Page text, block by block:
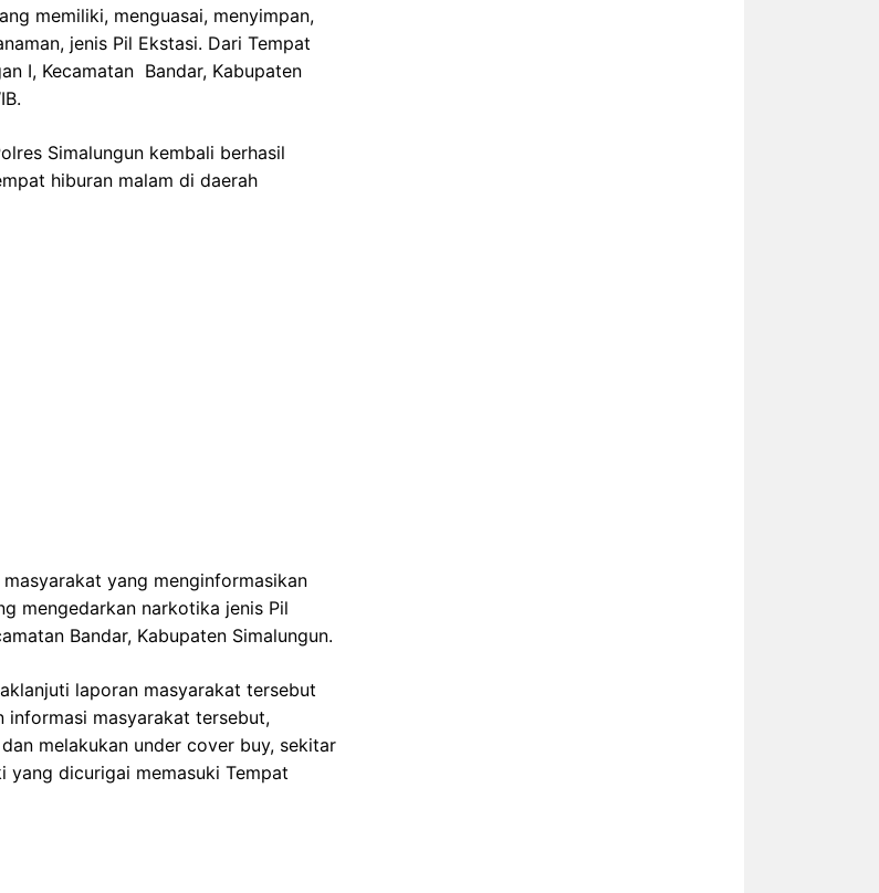
memiliki, menguasai, menyimpan,
jenis Pil Ekstasi. Dari Tempat
I, Kecamatan Bandar, Kabupaten
Simalungun kembali berhasil
hiburan malam di daerah
yang menginformasikan
mengedarkan narkotika jenis Pil
Bandar, Kabupaten Simalungun.
laporan masyarakat tersebut
informasi masyarakat tersebut,
melakukan under cover buy, sekitar
dicurigai memasuki Tempat